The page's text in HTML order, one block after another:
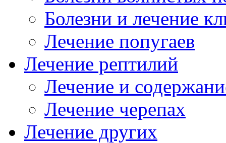
Болезни и лечение
Лечение попугаев
Лечение рептилий
Лечение и
Лечение черепах
Лечение других